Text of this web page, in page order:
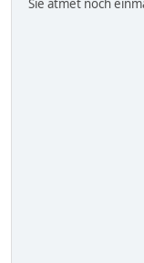
Sie atmet noch